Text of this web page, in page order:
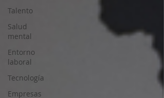
Talento
Salud
mental
Entorno
laboral
Tecnología
Empresas